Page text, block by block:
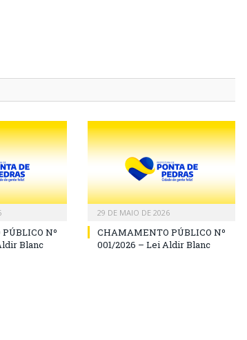
Nº
Blanc
29 DE MAIO DE 2026
CHAMAMENTO PÚBLICO Nº
001/2026 – Lei Aldir Blanc